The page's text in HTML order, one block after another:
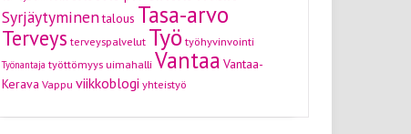
Syrjäytyminentalous Tasa-arvo
Terveys terveyspalvelut Työ työhyvinvointi
Työnantaja työttömyys uimahalli Vantaa Vantaa-
Kerava Vappu viikkoblogi yhteistyö